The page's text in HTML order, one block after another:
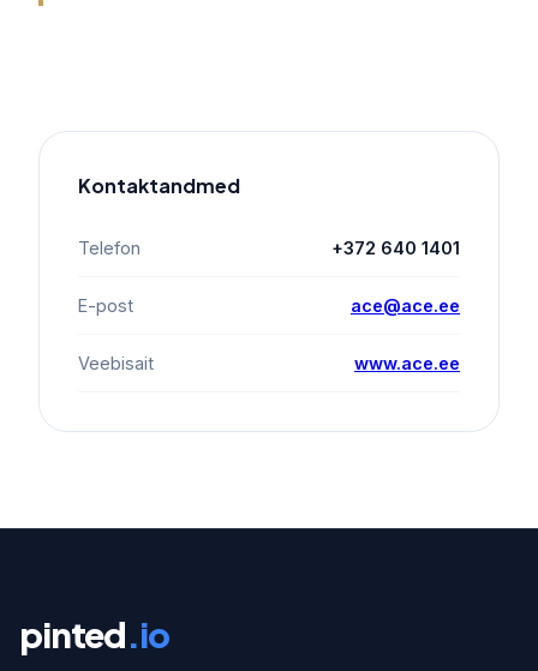
Kontaktandmed
Telefon +372 640 1401
E-post ace@ace.ee
Veebisait www.ace.ee
pinted.io